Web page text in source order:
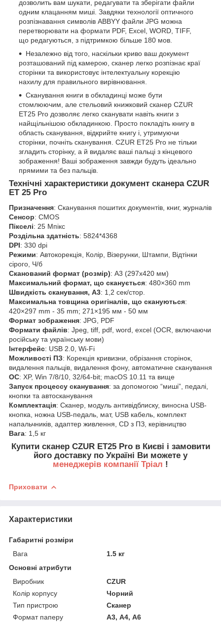
дозволить вам шукати, редагувати та зберігати файли
одним клацанням миші. Завдяки технології оптичного
розпізнавання символів ABBYY файли JPG можна
перетворювати на формати PDF, Excel, WORD, TIFF,
що редагуються, з підтримкою більше 180 мов.
Незалежно від того, наскільки криво ваш документ
розташований під камерою, сканер легко розпізнає краї
сторінки та використовує інтелектуальну корекцію
нахилу для правильного вирівнювання.
Сканування книги в обкладинці може бути
стомлюючим, але стельовий книжковий сканер CZUR
ET25 Pro дозволяє легко сканувати навіть книги з
найщільнішою обкладинкою. Просто покладіть книгу в
область сканування, відкрийте книгу і, утримуючи
сторінки, почніть сканування. CZUR ET25 Pro не тільки
згладить сторінку, а й видаляє ваші пальці з кінцевого
зображення! Ваші зображення завжди будуть ідеально
прямими та без пальців.
Технічні характеристики документ сканера CZUR
ET 25 Pro
Призначення: Сканування пошитих документів, книг, журналів
Сенсор: CMOS
Пікселі: 25 Мпікс
Роздільна здатність: 5824*4368
DPI: 330 dpi
Режими: Автокорекція, Колір, Візерунки, Штампи, Відтінки
сірого, Ч/б
Сканований формат (розмір): А3 (297х420 мм)
Максимальний формат, що сканується: 480×360 mm
Швидкість сканування, А3: 1,2 сек/стор.
Максимальна товщина оригіналів, що скануються:
420×297 mm - 35 mm; 271×195 мм - 50 мм
Формат зображення: JPG, PDF
Формати файлів: Jpeg, tiff, pdf, word, excel (OCR, включаючи
російську та українську мови)
Інтерфейс: USB 2.0, Wi-Fi
Можливості ПЗ: Корекція кривизни, обрізання сторінок,
видалення пальців, видалення фону, автоматичне сканування
ОС: XP, Win 7/8/10, 32/64-bit; macOS 10.11 та вище
Запуск процессу сканування: за допомогою “миші”, педалі,
кнопки та автосканування
Комплектація: Сканер, модуль антивідблиску, виносна USB-
кнопка, ножна USB-педаль, мат, USB кабель, комплект
напальчників, адаптер живлення, CD з ПЗ, керівництво
Вага: 1,5 кг
Купити сканер CZUR ET25 Pro в Києві і замовити
його доставку по Україні Ви можете у
менеджерів компанії Тріал !
Приховати
Характеристики
Габаритні розміри
Вага
1.5 кг
Основні атрибути
Виробник
CZUR
Колір корпусу
Чорний
Тип пристрою
Сканер
Формат паперу
А3, А4, А6